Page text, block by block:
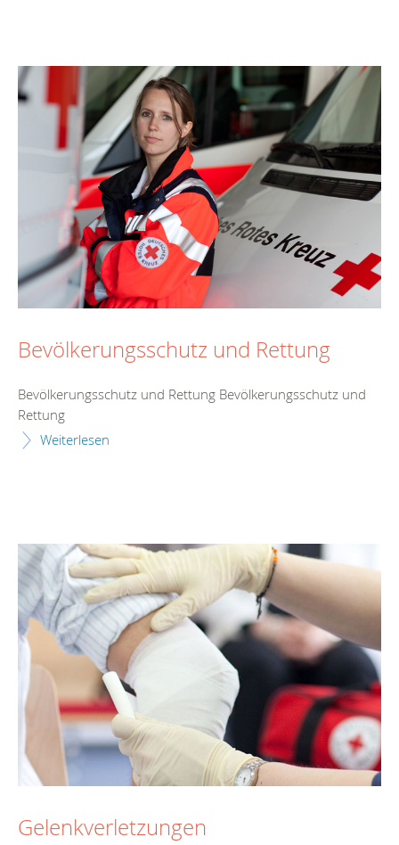
Bevölkerungsschutz und Rettung
Bevölkerungsschutz und Rettung Bevölkerungsschutz und
Rettung
Weiterlesen
Gelenkverletzungen